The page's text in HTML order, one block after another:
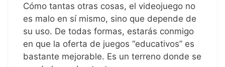
Cómo tantas otras cosas, el videojuego no
es malo en sí mismo, sino que depende de
su uso. De todas formas, estarás conmigo
en que la oferta de juegos “educativos” es
bastante mejorable. Es un terreno donde se